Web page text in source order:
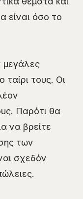
είναι όσο το
μεγάλες
ταίρι τους. Οι
Παρότι θα
να βρείτε
των
σχεδόν